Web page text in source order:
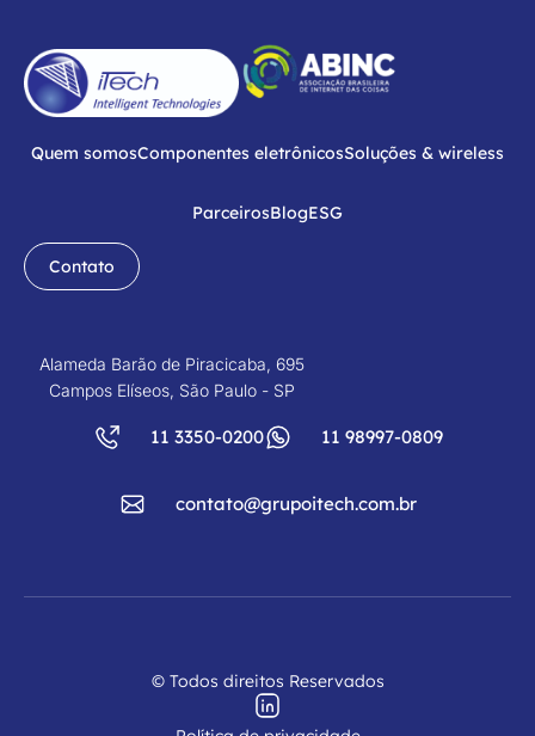
Quem somosComponentes eletrônicosSoluções & wireless
ParceirosBlogESG
Contato
Alameda Barão de Piracicaba, 695
Campos Elíseos, São Paulo - SP
11 3350-0200 11 98997-0809
contato@grupoitech.com.br
© Todos direitos Reservados